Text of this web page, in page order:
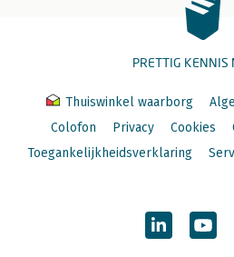
PRETTIG KENNIS
Thuiswinkel waarborg
Colofon
Privacy Cookies
Toegankelijkheidsverklaring